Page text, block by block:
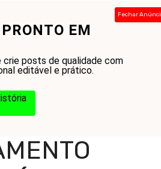
EM
crie posts de qualidade com
editável e prático.
Fechar
-Casamento
os segredos para uma